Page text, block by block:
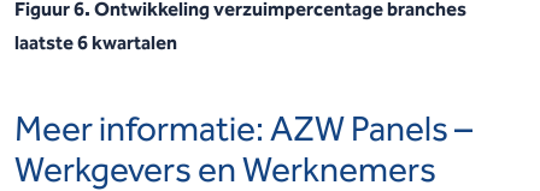
Figuur 6. Ontwikkeling verzuimpercentage branches
laatste 6 kwartalen
Meer informatie: AZW Panels –
Werkgevers en Werknemers